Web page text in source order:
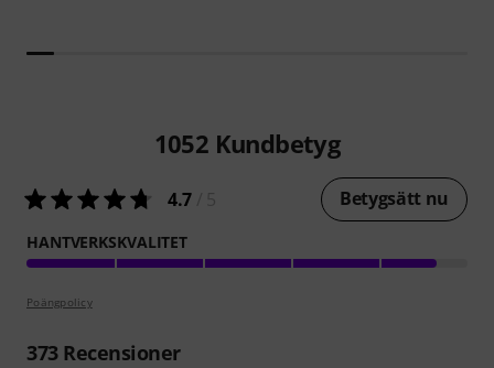
1052 Kundbetyg
4.7 Betygsätt nu
HANTVERKSKVALITET
Poängpolicy
373Recensioner